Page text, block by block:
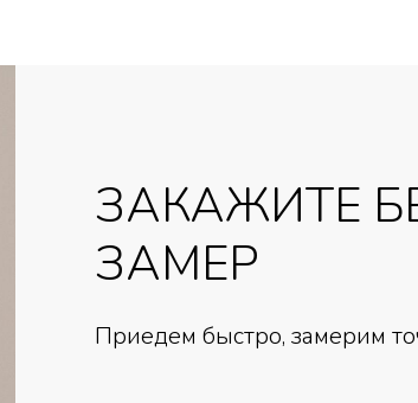
ЗАКАЖИТЕ
ЗАМЕР
Приедем быстро, замерим